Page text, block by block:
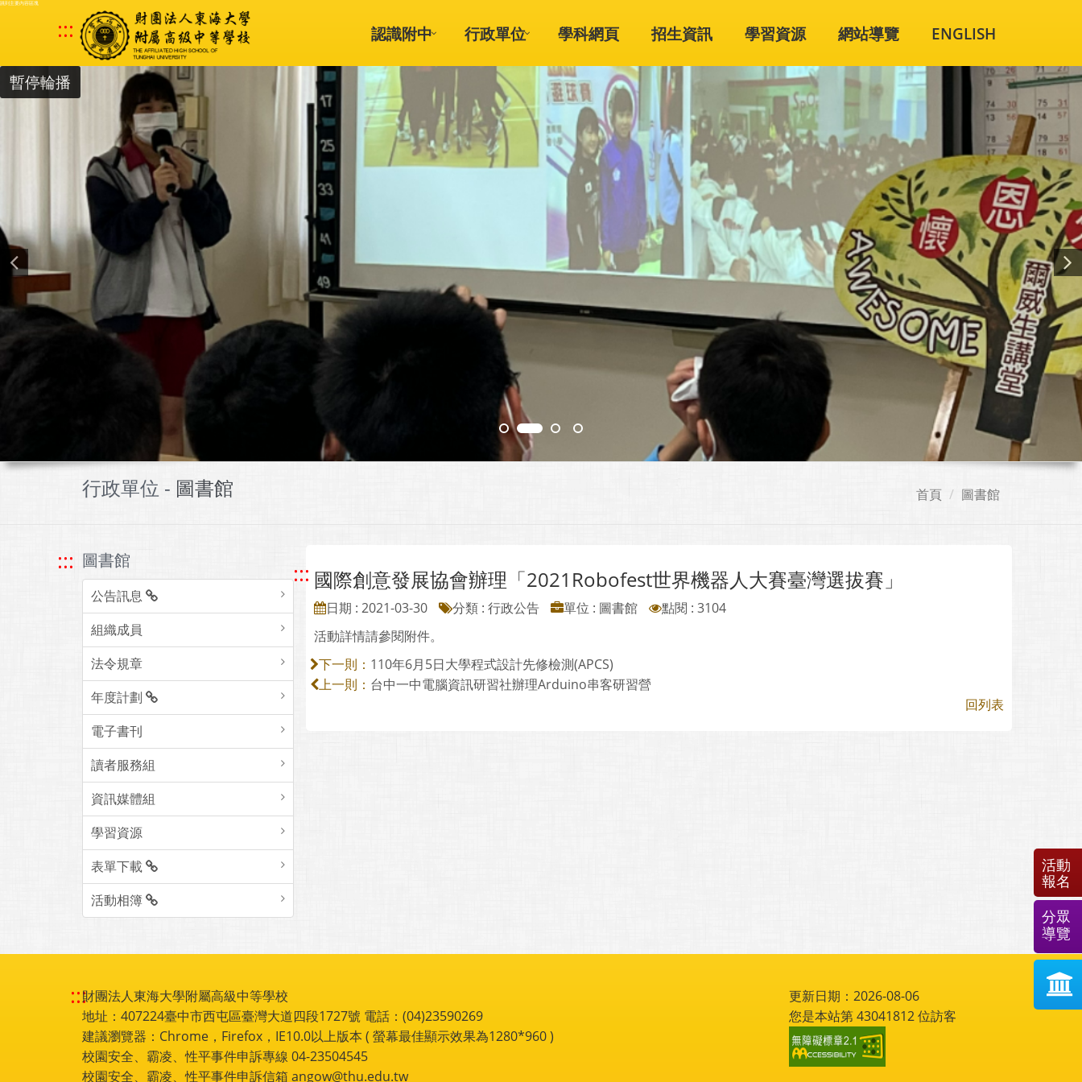
跳到主要內容區塊
::: 認識附中 行政單位 學科網頁 招生資訊 學習資源 網站導覽 ENGLISH
暫停輪播
行政單位 - 圖書館 首頁 圖書館
::: 圖書館
公告訊息
組織成員
法令規章
年度計劃
電子書刊
讀者服務組
資訊媒體組
學習資源
表單下載
活動相簿
::: 國際創意發展協會辦理「2021Robofest世界機器人大賽臺灣選拔賽」
日期 : 2021-03-30 分類 : 行政公告 單位 : 圖書館
點閱 : 3104
活動詳情請參閱附件。
下一則： 110年6月5日大學程式設計先修檢測(APCS)
上一則： 台中一中電腦資訊研習社辦理Arduino串客研習營
回列表
:::財團法人東海大學附屬高級中等學校
地址：407224臺中市西屯區臺灣大道四段1727號 電話：(04)23590269
建議瀏覽器：Chrome，Firefox，IE10.0以上版本 ( 螢幕最佳顯示效果為1280*960 )
校園安全、霸凌、性平事件申訴專線 04-23504545
校園安全、霸凌、性平事件申訴信箱 angow@thu.edu.tw
更新日期：2026-08-06
您是本站第43041812位訪客
活動
報名
分眾
導覽